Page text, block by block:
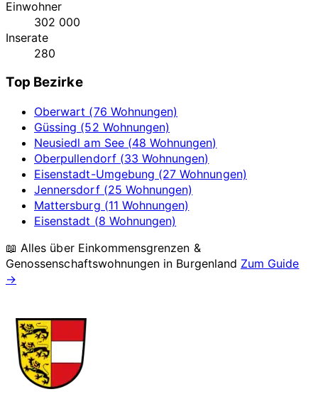
Einwohner
302 000
Inserate
280
Top Bezirke
Oberwart (76 Wohnungen)
Güssing (52 Wohnungen)
Neusiedl am See (48 Wohnungen)
Oberpullendorf (33 Wohnungen)
Eisenstadt-Umgebung (27 Wohnungen)
Jennersdorf (25 Wohnungen)
Mattersburg (11 Wohnungen)
Eisenstadt (8 Wohnungen)
📖 Alles über Einkommensgrenzen &
Genossenschaftswohnungen in Burgenland Zum Guide
→